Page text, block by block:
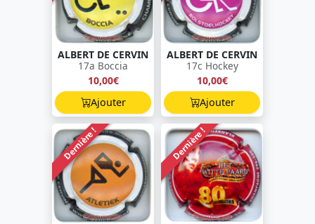
ALBERT DE CERVIN
17a Boccia
10,00€
Ajouter
ALBERT DE CERVIN
17c Hockey
10,00€
Ajouter
Dernière ! Dernière !